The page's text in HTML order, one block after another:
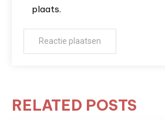
plaats.
RELATED POSTS